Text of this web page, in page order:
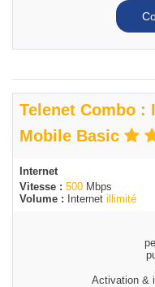
Telenet Combo :
Mobile Basic
Internet
Vitesse : 500 Mbps
Volume :
Internet illimité
Activation &